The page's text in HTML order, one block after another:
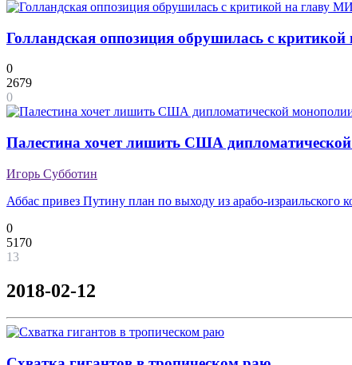
Голландская оппозиция обрушилась с
0
2679
0
Палестина хочет лишить США
Игорь Субботин
Аббас привез Путину план по выходу из арабо-израильского
0
5170
13
2018-02-12